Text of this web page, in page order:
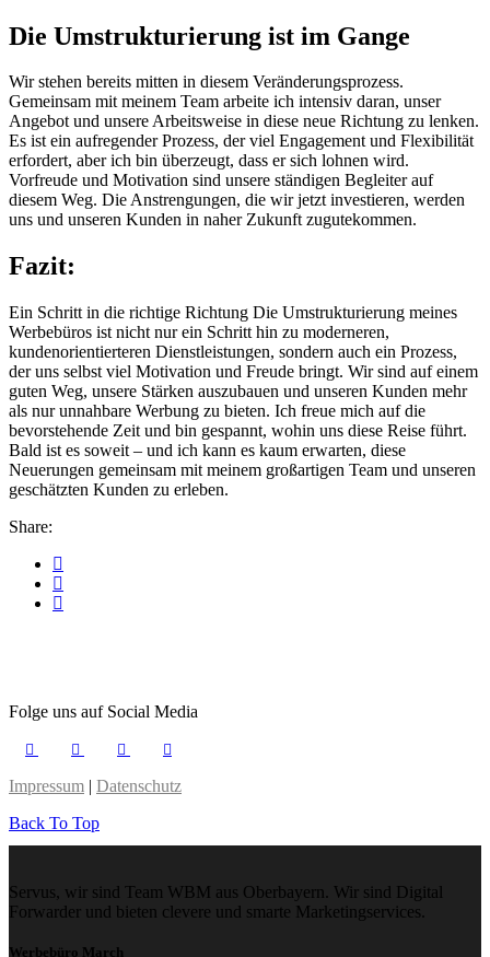
Die Umstrukturierung ist im Gange
Wir stehen bereits mitten in diesem Veränderungsprozess.
Gemeinsam mit meinem Team arbeite ich intensiv daran, unser
Angebot und unsere Arbeitsweise in diese neue Richtung zu lenken.
Es ist ein aufregender Prozess, der viel Engagement und Flexibilität
erfordert, aber ich bin überzeugt, dass er sich lohnen wird.
Vorfreude und Motivation sind unsere ständigen Begleiter auf
diesem Weg. Die Anstrengungen, die wir jetzt investieren, werden
uns und unseren Kunden in naher Zukunft zugutekommen.
Fazit:
Ein Schritt in die richtige Richtung Die Umstrukturierung meines
Werbebüros ist nicht nur ein Schritt hin zu moderneren,
kundenorientierteren Dienstleistungen, sondern auch ein Prozess,
der uns selbst viel Motivation und Freude bringt. Wir sind auf einem
guten Weg, unsere Stärken auszubauen und unseren Kunden mehr
als nur unnahbare Werbung zu bieten. Ich freue mich auf die
bevorstehende Zeit und bin gespannt, wohin uns diese Reise führt.
Bald ist es soweit – und ich kann es kaum erwarten, diese
Neuerungen gemeinsam mit meinem großartigen Team und unseren
geschätzten Kunden zu erleben.
Share:
Folge uns auf Social Media
Impressum | Datenschutz
Back To Top
Servus, wir sind Team WBM aus Oberbayern. Wir sind Digital
Forwarder und bieten clevere und smarte Marketingservices.
Werbebüro March